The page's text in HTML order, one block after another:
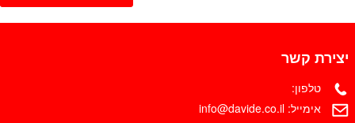
יצירת קשר
טלפון:
אימייל: info@davide.co.il